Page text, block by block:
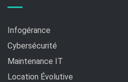
Infogérance
Cybersécurité
Maintenance IT
Location Évolutive